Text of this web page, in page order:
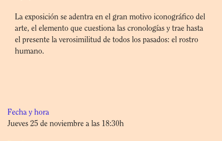
La exposición se adentra en el gran motivo iconográfico del
arte, el elemento que cuestiona las cronologías y trae hasta
el presente la verosimilitud de todos los pasados: el rostro
humano.
Fecha y hora
Jueves 25 de noviembre a las 18:30h